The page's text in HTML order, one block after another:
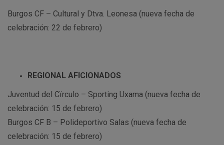
Burgos CF – Cultural y Dtva. Leonesa (nueva fecha de
celebración: 22 de febrero)
REGIONAL AFICIONADOS
Juventud del Cïrculo – Sporting Uxama (nueva fecha de
celebración: 15 de febrero)
Burgos CF B – Polideportivo Salas (nueva fecha de
celebración: 15 de febrero)